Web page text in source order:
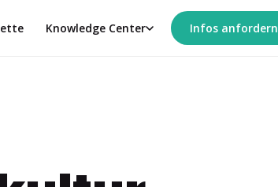
Knowledge Center Infos anfordern